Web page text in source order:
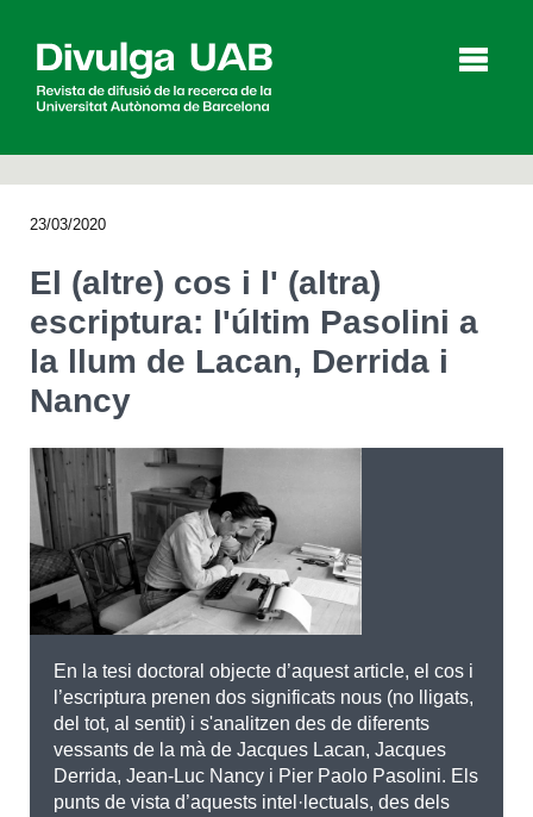
Agenda
English Español
CERCAR
23/03/2020
El (altre) cos i l' (altra)
escriptura: l'últim Pasolini a
la llum de Lacan, Derrida i
Nancy
En la tesi doctoral objecte d’aquest article, el cos i
l’escriptura prenen dos significats nous (no lligats,
del tot, al sentit) i s'analitzen des de diferents
vessants de la mà de Jacques Lacan, Jacques
Derrida, Jean-Luc Nancy i Pier Paolo Pasolini. Els
punts de vista d’aquests intel·lectuals, des dels